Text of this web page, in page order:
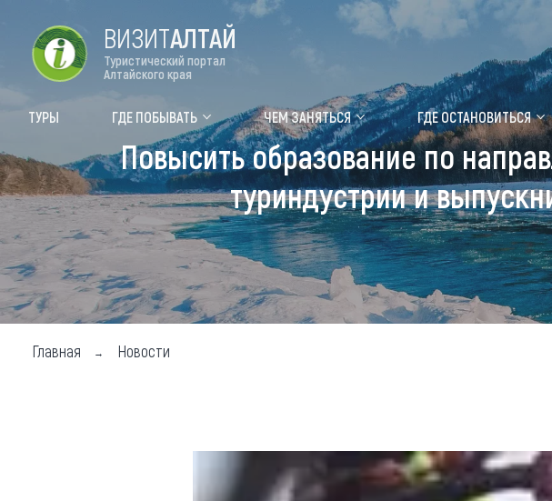
Форум VISIT ALTAI Цветение маральника
Туры Где побывать
Объекты природы
Объекты истории и культуры
Объекты развлечений
Топ туристических мест
Новости
ВИЗИТАЛТАЙ
Туристический портал
Алтайского края
ТУРЫ ГДЕ ПОБЫВАТЬ ЧЕМ ЗАНЯТЬСЯ ГДЕ ОСТАНОВИТЬСЯ
Повысить образование по
туриндустрии и
Главная Новости